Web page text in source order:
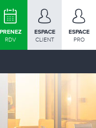
PRENEZ
RDV
ESPACE
CLIENT
ESPACE
PRO